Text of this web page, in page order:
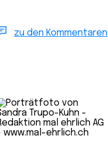
zu den Kommentaren